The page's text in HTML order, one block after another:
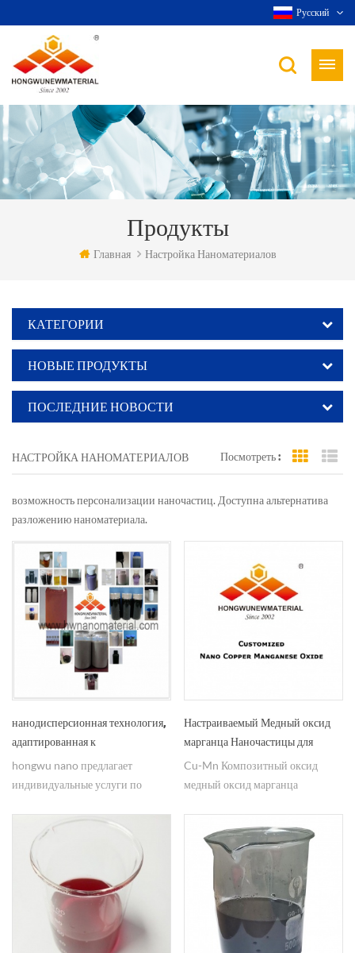
Русский
Продукты
Главная Настройка Наноматериалов
КАТЕГОРИИ
НОВЫЕ ПРОДУКТЫ
ПОСЛЕДНИЕ НОВОСТИ
НАСТРОЙКА НАНОМАТЕРИАЛОВ Посмотреть : Grid
возможность персонализации наночастиц. Доступна альтернатива
разложению наноматериала.
нанодисперсионная технология,
адаптированная к
высокостабильному раствору
hongwu nano предлагает
индивидуальные услуги по
высококачественная установка
обеспечивает более эффективное
применение.
Настраиваемый Медный оксид
марганца Наночастицы для
Cataylst
Cu-Mn Композитный оксид
медный оксид марганца
каталитический
фототермический
Преобразование солнечной
энергии Энергия. Отправить
запрос на Hongwu наноматериал